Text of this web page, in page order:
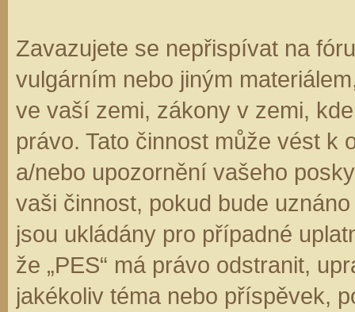
Zavazujete se nepřispívat na
vulgárním nebo jiným
ve vaší zemi, zákony v zemi,
právo. Tato činnost může vést k
a/nebo upozornění vašeho
vaši činnost, pokud bude
jsou ukládány pro případné
že „PES“ má právo odstranit,
jakékoliv téma nebo příspěvek,